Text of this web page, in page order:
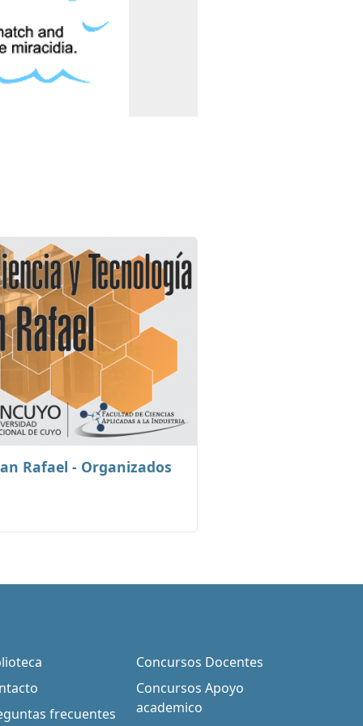
Rafael - Organizados
frecuentes
Concursos Docentes
Concursos Apoyo
academico